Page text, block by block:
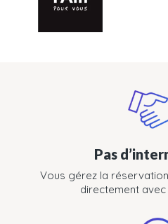
Pas
Vous gérez la
directement